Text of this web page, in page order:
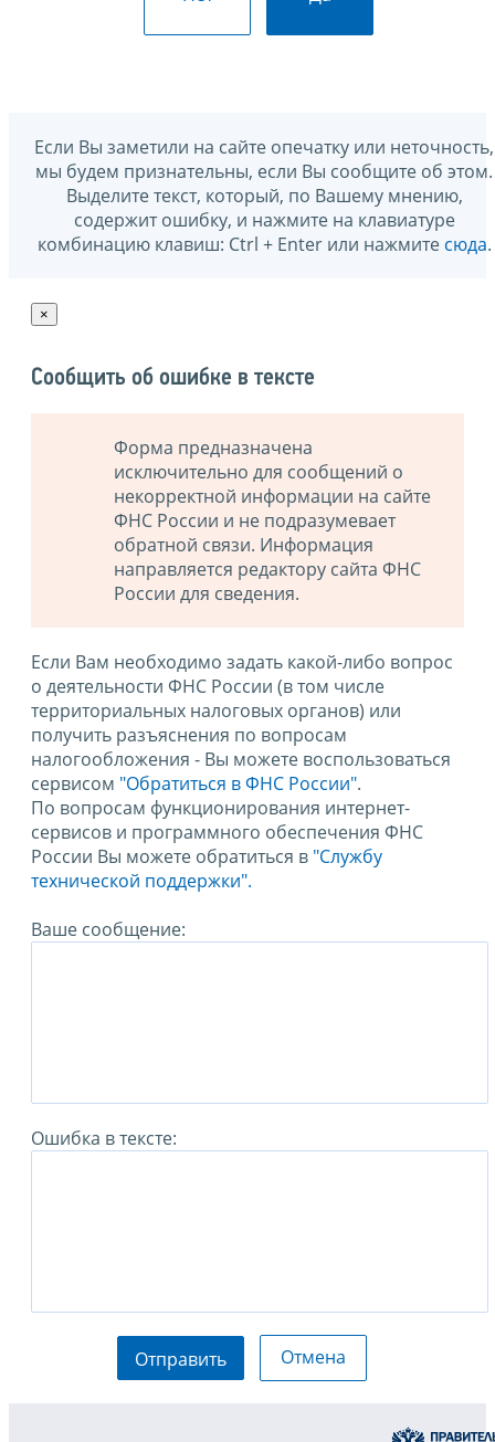
Если Вы заметили на сайте опечатку или неточность,
мы будем признательны, если Вы сообщите об этом.
Выделите текст, который, по Вашему мнению,
содержит ошибку, и нажмите на клавиатуре
комбинацию клавиш: Ctrl + Enter или нажмите сюда.
×
Сообщить об ошибке в тексте
Форма предназначена
исключительно для сообщений о
некорректной информации на сайте
ФНС России и не подразумевает
обратной связи. Информация
направляется редактору сайта ФНС
России для сведения.
Если Вам необходимо задать какой-либо вопрос
о деятельности ФНС России (в том числе
территориальных налоговых органов) или
получить разъяснения по вопросам
налогообложения - Вы можете воспользоваться
сервисом "Обратиться в ФНС России".
По вопросам функционирования интернет-
сервисов и программного обеспечения ФНС
России Вы можете обратиться в "Службу
технической поддержки".
Ваше сообщение:
Ошибка в тексте:
Отправить Отмена